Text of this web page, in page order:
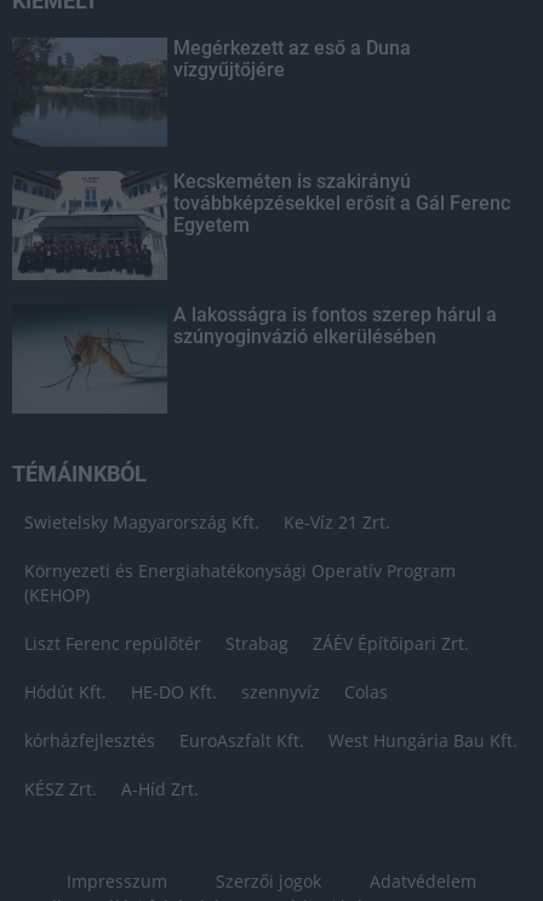
Megérkezett az eső a Duna
vízgyűjtőjére
Kecskeméten is szakirányú
továbbképzésekkel erősít a Gál Ferenc
Egyetem
A lakosságra is fontos szerep hárul a
szúnyoginvázió elkerülésében
TÉMÁINKBÓL
Swietelsky Magyarország Kft. Ke-Víz 21 Zrt.
Környezeti és Energiahatékonysági Operatív Program
(KEHOP)
Liszt Ferenc repülőtér Strabag ZÁÉV Építőipari Zrt.
Hódút Kft. HE-DO Kft. szennyvíz Colas
kórházfejlesztés EuroAszfalt Kft. West Hungária Bau Kft.
KÉSZ Zrt. A-Híd Zrt.
Impresszum Szerzői jogok
Adatvédelem